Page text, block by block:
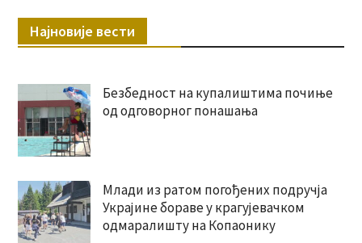
Најновије вести
Безбедност на купалиштима почиње
од одговорног понашања
Млади из ратом погођених подручја
Украјине бораве у крагујевачком
одмаралишту на Копаонику